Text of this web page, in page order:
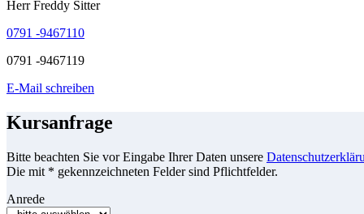
Herr Freddy Sitter
0791 -9467110
0791 -9467119
E-Mail schreiben
Kursanfrage
Bitte beachten Sie vor Eingabe Ihrer Daten unsere
Die mit * gekennzeichneten Felder sind Pflichtfelder.
Anrede